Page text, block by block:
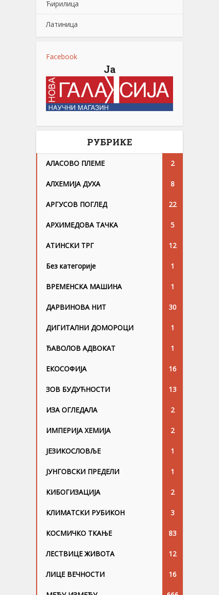
Ћирилица
Латиница
Facebook
Ја
РУБРИКЕ
АЛАСОВО ПЛЕМЕ 2
АЛХЕМИЈА ДУХА 8
АРГУСОВ ПОГЛЕД 22
АРХИМЕДОВА ТАЧКА 5
АТИНСКИ ТРГ 12
Без категорије 1
ВРЕМЕНСКА МАШИНА 1
ДАРВИНОВА НИТ 30
ДИГИТАЛНИ ДОМОРОЦИ 1
ЂАВОЛОВ АДВОКАТ 1
ЕКОСОФИЈА 16
ЗОВ БУДУЋНОСТИ 13
ИЗА ОГЛЕДАЛА 2
ИМПЕРИЈА ХЕМИЈА 2
ЈЕЗИКОСЛОВЉЕ 1
ЈУНГОВСKИ ПРЕДЕЛИ 1
КИБОГИЗАЦИЈА 2
КЛИМАТСКИ РУБИКОН 3
КОСМИЧКО ТКАЊЕ 83
ЛЕСТВИЦЕ ЖИВОТА 12
ЛИЦЕ ВЕЧНОСТИ 16